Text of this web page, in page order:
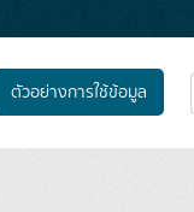
ตัวอย่างการใช้ข้อมูล